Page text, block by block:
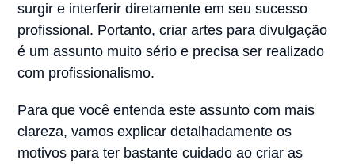
surgir e interferir diretamente em seu sucesso
profissional. Portanto, criar artes para divulgação
é um assunto muito sério e precisa ser realizado
com profissionalismo.
Para que você entenda este assunto com mais
clareza, vamos explicar detalhadamente os
motivos para ter bastante cuidado ao criar as